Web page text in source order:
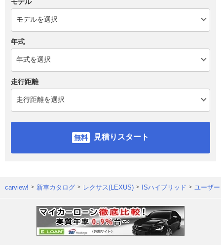
年式
走行距離
見積りスタート
carview! 新車カタログ レクサス(LEXUS) ISハイブリッド ユーザ